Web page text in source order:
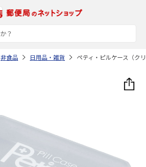
非食品 日用品・雑貨 ペティ・ピルケース（ク